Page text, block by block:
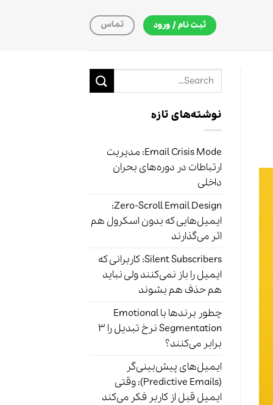
ثبت نام / ورود تماس
نوشته‌های تازه
Email Crisis Mode: مدیریت
ارتباطات در دوره‌های بحران
داخلی
Zero-Scroll Email Design:
ایمیل‌هایی که بدون اسکرول هم
اثر می‌گذارند
Silent Subscribers: کاربرانی که
ایمیل را باز نمی‌کنند ولی نباید
هم حذف هم بشوند
چطور برندها با Emotional
Segmentation نرخ تبدیل را ۳
برابر می‌کنند؟
ایمیل‌های پیش‌بینی‌گر
(Predictive Emails): وقتی
ایمیل قبل از کاربر فکر می‌کند